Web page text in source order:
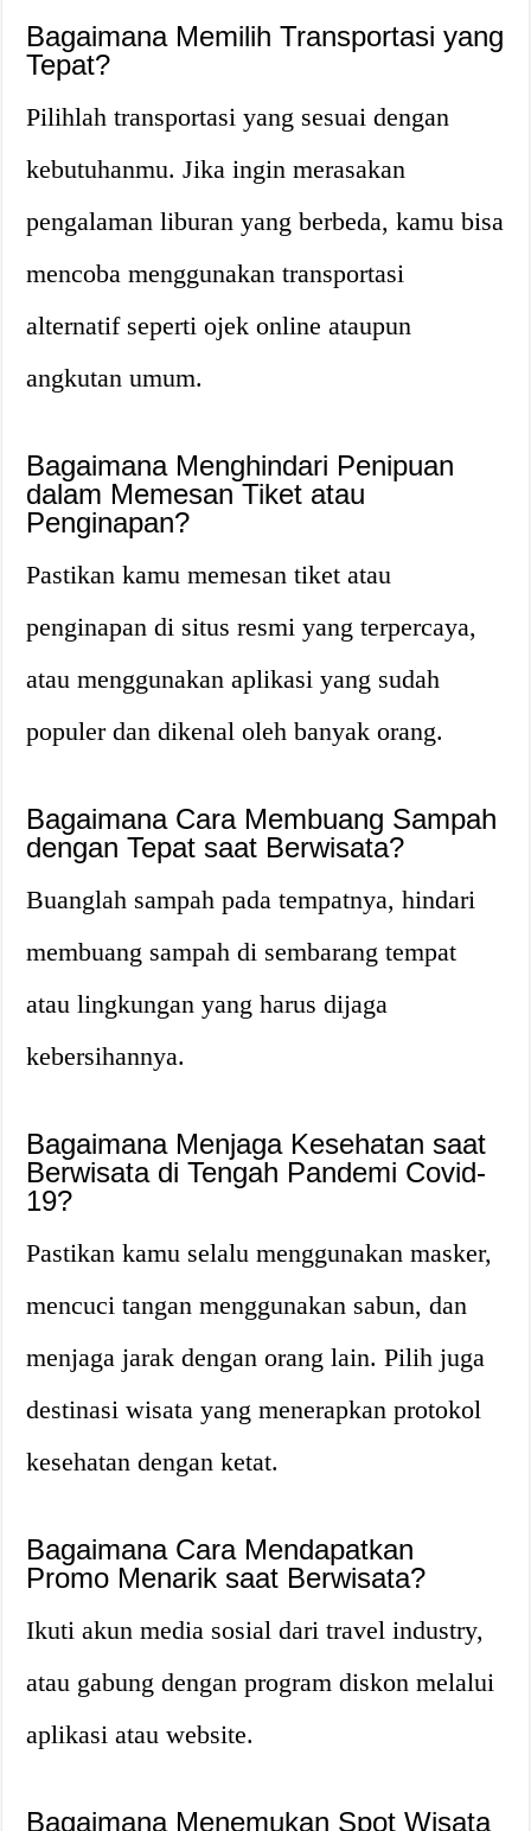
Bagaimana Memilih Transportasi yang
Tepat?
Pilihlah transportasi yang sesuai dengan
kebutuhanmu. Jika ingin merasakan
pengalaman liburan yang berbeda, kamu bisa
mencoba menggunakan transportasi
alternatif seperti ojek online ataupun
angkutan umum.
Bagaimana Menghindari Penipuan
dalam Memesan Tiket atau
Penginapan?
Pastikan kamu memesan tiket atau
penginapan di situs resmi yang terpercaya,
atau menggunakan aplikasi yang sudah
populer dan dikenal oleh banyak orang.
Bagaimana Cara Membuang Sampah
dengan Tepat saat Berwisata?
Buanglah sampah pada tempatnya, hindari
membuang sampah di sembarang tempat
atau lingkungan yang harus dijaga
kebersihannya.
Bagaimana Menjaga Kesehatan saat
Berwisata di Tengah Pandemi Covid-
19?
Pastikan kamu selalu menggunakan masker,
mencuci tangan menggunakan sabun, dan
menjaga jarak dengan orang lain. Pilih juga
destinasi wisata yang menerapkan protokol
kesehatan dengan ketat.
Bagaimana Cara Mendapatkan
Promo Menarik saat Berwisata?
Ikuti akun media sosial dari travel industry,
atau gabung dengan program diskon melalui
aplikasi atau website.
Bagaimana Menemukan Spot Wisata